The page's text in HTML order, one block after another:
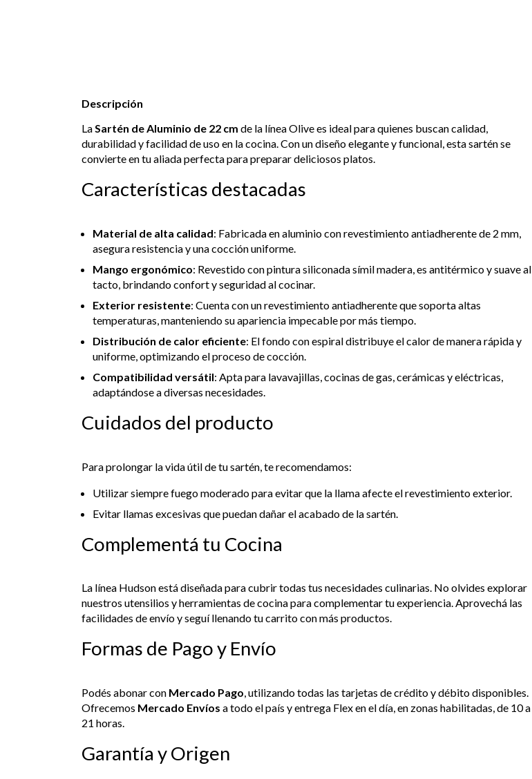
Descripción
LaSartén de Aluminio de 22 cm de la línea Olive es ideal para quienes buscan calidad,
durabilidad y facilidad de uso en la cocina. Con un diseño elegante y funcional, esta sartén se
convierte en tu aliada perfecta para preparar deliciosos platos.
Características destacadas
Material de alta calidad: Fabricada en aluminio con revestimiento antiadherente de 2 mm,
asegura resistencia y una cocción uniforme.
Mango ergonómico: Revestido con pintura siliconada símil madera, es antitérmico y suave al
tacto, brindando confort y seguridad al cocinar.
Exterior resistente: Cuenta con un revestimiento antiadherente que soporta altas
temperaturas, manteniendo su apariencia impecable por más tiempo.
Distribución de calor eficiente: El fondo con espiral distribuye el calor de manera rápida y
uniforme, optimizando el proceso de cocción.
Compatibilidad versátil: Apta para lavavajillas, cocinas de gas, cerámicas y eléctricas,
adaptándose a diversas necesidades.
Cuidados del producto
Para prolongar la vida útil de tu sartén, te recomendamos:
Utilizar siempre fuego moderado para evitar que la llama afecte el revestimiento exterior.
Evitar llamas excesivas que puedan dañar el acabado de la sartén.
Complementá tu Cocina
La línea Hudson está diseñada para cubrir todas tus necesidades culinarias. No olvides explorar
nuestros utensilios y herramientas de cocina para complementar tu experiencia. Aprovechá las
facilidades de envío y seguí llenando tu carrito con más productos.
Formas de Pago y Envío
Podés abonar con Mercado Pago, utilizando todas las tarjetas de crédito y débito disponibles.
Ofrecemos Mercado Envíos a todo el país y entrega Flex en el día, en zonas habilitadas, de 10 a
21 horas.
Garantía y Origen